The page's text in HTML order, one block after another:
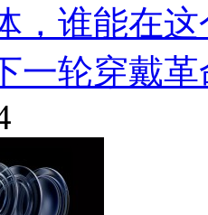
，谁能在
一轮穿戴